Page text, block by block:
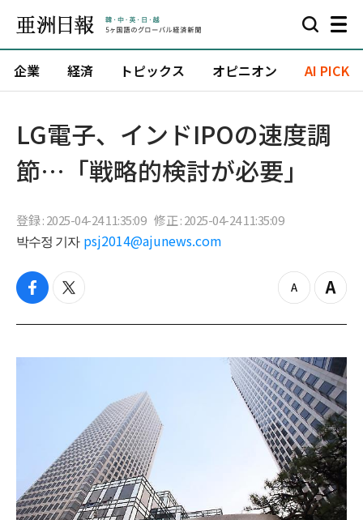
企業 経済 トピックス オピニオン AI PICK
LG電子、インドIPOの速度調
節…「戦略的検討が必要」
登録 : 2025-04-24 11:35:09 修正 : 2025-04-24 11:35:09
박수정 기자 psj2014@ajunews.com
f
c
b
t
i
t
z
o
o
u
t
Z
o
i
n